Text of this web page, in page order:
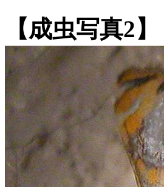
【成虫写真2】